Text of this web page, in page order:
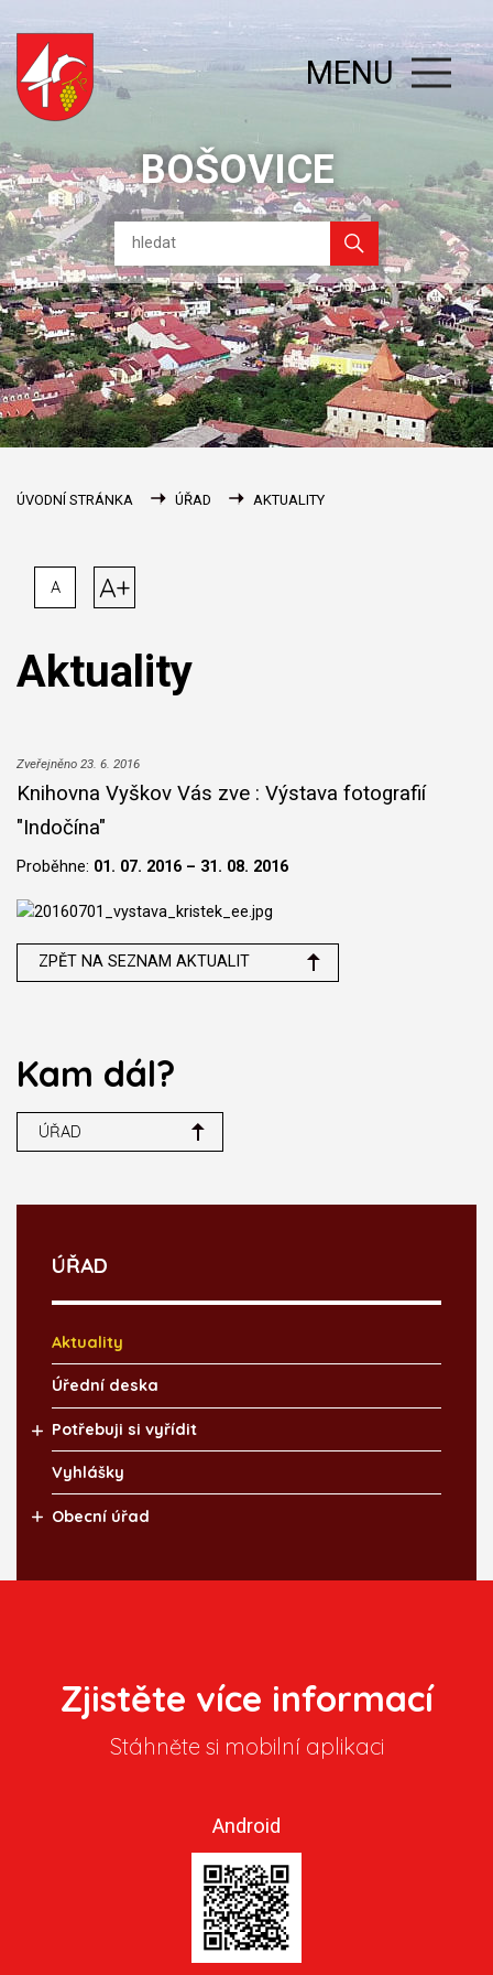
BOŠOVICE
MENU
ÚVODNÍ STRÁNKA ÚŘAD AKTUALITY
A A+
Aktuality
Zveřejněno 23. 6. 2016
Knihovna Vyškov Vás zve : Výstava fotografií
"Indočína"
Proběhne: 01. 07. 2016 – 31. 08. 2016
ZPĚT NA SEZNAM AKTUALIT
Kam dál?
ÚŘAD
ÚŘAD
Aktuality
Úřední deska
Potřebuji si vyřídit
Vyhlášky
Obecní úřad
Zjistěte více informací
Stáhněte si mobilní aplikaci
Android